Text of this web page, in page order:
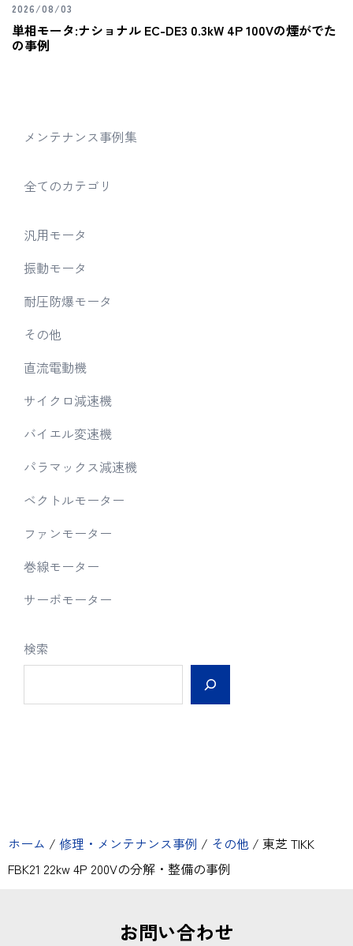
2026/08/03
単相モータ:ナショナル EC-DE3 0.3kW 4P 100Vの煙がでた
の事例
メンテナンス事例集
全てのカテゴリ
汎用モータ
振動モータ
耐圧防爆モータ
その他
直流電動機
サイクロ減速機
バイエル変速機
パラマックス減速機
ベクトルモーター
ファンモーター
巻線モーター
サーボモーター
検索
ホーム / 修理・メンテナンス事例 / その他 / 東芝 TIKK
FBK21 22kw 4P 200Vの分解・整備の事例
お問い合わせ